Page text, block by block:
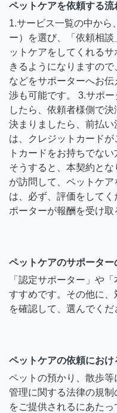
ペットケアを依頼する流
1.サービス一覧の中から
ー）を選び、「依頼相
ットケアをしてくれる
きるようになりますの
などをサポーターへお
渉も可能です。 3.サポ
したら、依頼者様側で
決まりましたら、前払
は、クレジットカード
トカードをお持ちでな
そうすると、本契約と
が訪問して、ペットケ
は、必ず、評価をして
ポーターが報酬を受け取
ペットケアのサポーター
「認定サポーター」や
すすめです。その他に
を確認して、選んでくだ
ペットケアの依頼におけ
ペットの預かり、散歩
管理に関する法律の規
をご提供されるにあた